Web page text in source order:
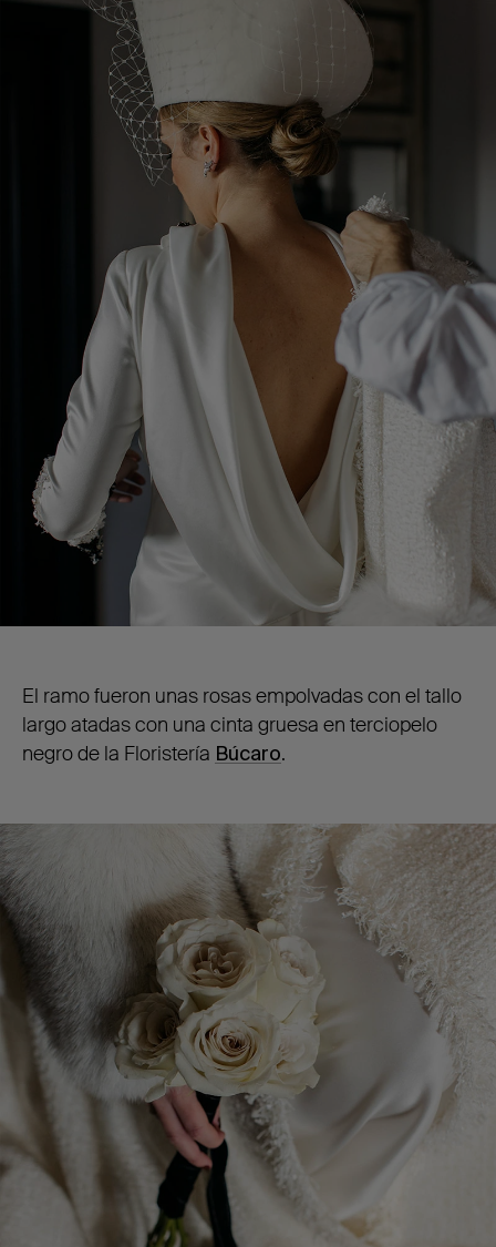
El ramo fueron unas rosas empolvadas con el tallo
largo atadas con una cinta gruesa en terciopelo
negro de la Floristería Búcaro.